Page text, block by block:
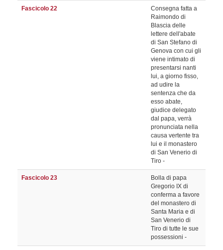
Fascicolo 22
Consegna fatta a
Raimondo di
Blascia delle
lettere dell'abate
di San Stefano di
Genova con cui gli
viene intimato di
presentarsi nanti
lui, a giorno fisso,
ad udire la
sentenza che da
esso abate,
giudice delegato
dal papa, verrà
pronunciata nella
causa vertente tra
lui e il monastero
di San Venerio di
Tiro -
Fascicolo 23
Bolla di papa
Gregorio IX di
conferma a favore
del monastero di
Santa Maria e di
San Venerio di
Tiro di tutte le sue
possessioni -